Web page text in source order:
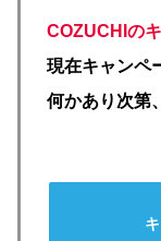
COZUCHIの
現在キャンペ
何かあり次第